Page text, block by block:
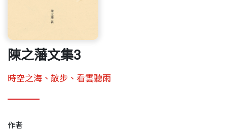
陳之藩文集3
時空之海、散步、看雲聽雨
作者